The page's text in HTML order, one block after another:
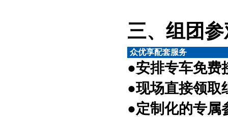
三、组团
众优享配套服务
●安排专车免费
●现场直接领取
●定制化的专属